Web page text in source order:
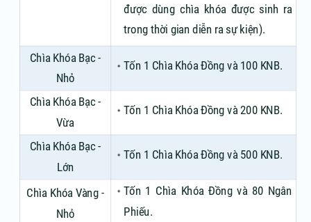
được dùng chìa khóa được sinh ra
trong thời gian diễn ra sự kiện).
Chìa Khóa Bạc -
Nhỏ
Tốn 1 Chìa Khóa Đồng và 100 KNB.
Chìa Khóa Bạc -
Vừa
Tốn 1 Chìa Khóa Đồng và 200 KNB.
Chìa Khóa Bạc -
Lớn
Tốn 1 Chìa Khóa Đồng và 500 KNB.
Chìa Khóa Vàng -
Nhỏ
Tốn 1 Chìa Khóa Đồng và 80 Ngân
Phiếu.